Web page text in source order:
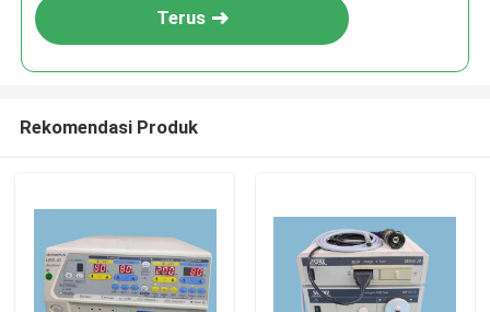
Terus
Rekomendasi Produk